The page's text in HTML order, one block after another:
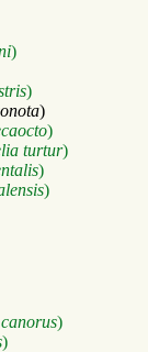
)
)
)
)
turtur)
)
)
)
)